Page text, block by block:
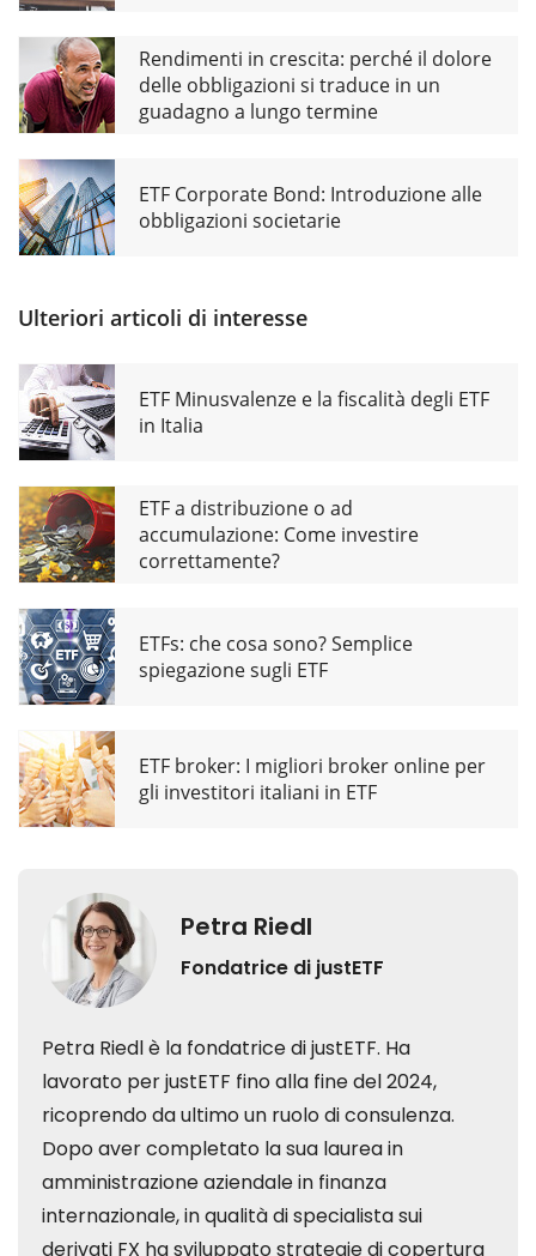
Rendimenti in crescita: perché il dolore
delle obbligazioni si traduce in un
guadagno a lungo termine
ETF Corporate Bond: Introduzione alle
obbligazioni societarie
Ulteriori articoli di interesse
ETF Minusvalenze e la fiscalità degli ETF
in Italia
ETF a distribuzione o ad
accumulazione: Come investire
correttamente?
ETFs: che cosa sono? Semplice
spiegazione sugli ETF
ETF broker: I migliori broker online per
gli investitori italiani in ETF